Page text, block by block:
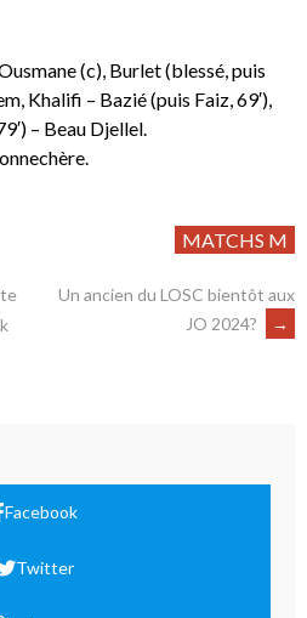
(c), Burlet (blessé, puis
Khalifi – Bazié (puis Faiz, 69′),
– Beau Djellel.
MATCHS M
Un ancien du LOSC bientôt aux
JO 2024?
→
Facebook
Twitter